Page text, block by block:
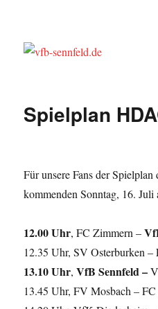
Spielplan
Für unsere Fans der
kommenden Sonntag, 16.
12.00 Uhr, FC Zimmern –
12.35 Uhr, SV Osterburken –
13.10 Uhr,VfB Sennfeld –
13.45 Uhr, FV Mosbach –